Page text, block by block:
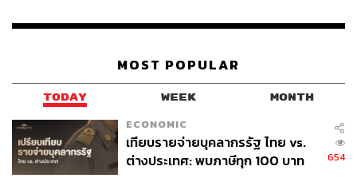
ดังนั้น ‘บางสถานการณ์’ ที่องค์การอนามัยโลกพูดถึงจึงไม่
สามารถพบได้ในชีวิตประจำวันเลย
วารสาร NEJM เมื่อวันที่ 17 มีนาคม 2563 ที่พบว่าไวรัส
SARS-CoV-2 ซึ่งเป็นสาเหตุของโควิด-19 สามารถมีชีวิตอยู่
บนละอองลอยได้นานถึง 3 ชั่วโมง เหมือนกับไวรัสที่ทำให้เกิด
MOST POPULAR
TODAY WEEK MONTH
ECONOMIC
เทียบรายจ่ายบุคลากรรัฐ ไทย vs.
ต่างประเทศ: พบภาษีทุก 100 บาท
654